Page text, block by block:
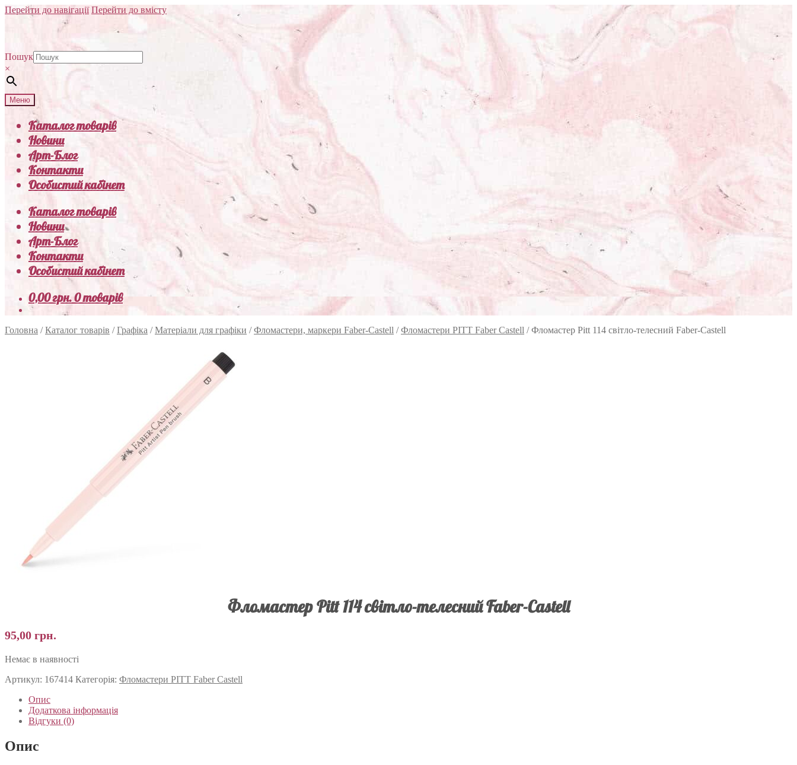
Перейти до навігації Перейти до вмісту
Пошук
×
Меню
Каталог товарів
Новини
Арт-Блог
Контакти
Особистий кабінет
Каталог товарів
Новини
Арт-Блог
Контакти
Особистий кабінет
0,00грн.0 товарів
Головна /Каталог товарів /Графіка /Матеріали для графіки /Фломастери, маркери Faber-Castell /Фломастери PITT Faber Castell /Фломастер Pitt 114 світло-телесний Faber-Castell
Фломастер Pitt 114 світло-телесний Faber-Castell
95,00 грн.
Немає в наявності
Артикул: 167414 Категорія: Фломастери PITT Faber Castell
Опис
Додаткова інформація
Відгуки (0)
Опис